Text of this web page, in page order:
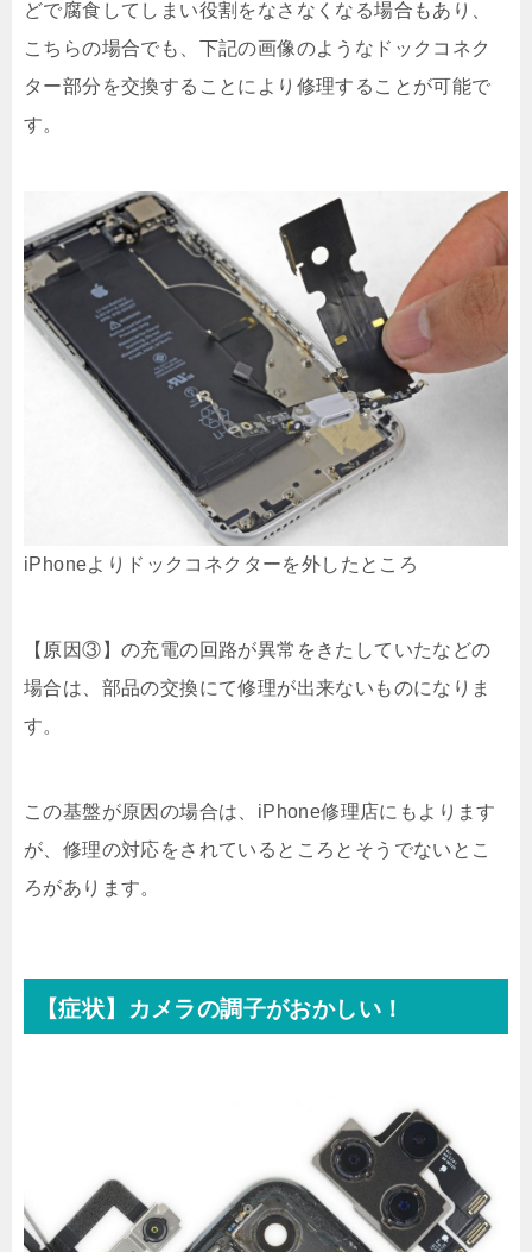
どで腐食してしまい役割をなさなくなる場合もあり、
こちらの場合でも、下記の画像のようなドックコネク
ター部分を交換することにより修理することが可能で
す。
iPhoneよりドックコネクターを外したところ
【原因③】の充電の回路が異常をきたしていたなどの
場合は、部品の交換にて修理が出来ないものになりま
す。
この基盤が原因の場合は、iPhone修理店にもよります
が、修理の対応をされているところとそうでないとこ
ろがあります。
【症状】カメラの調子がおかしい！